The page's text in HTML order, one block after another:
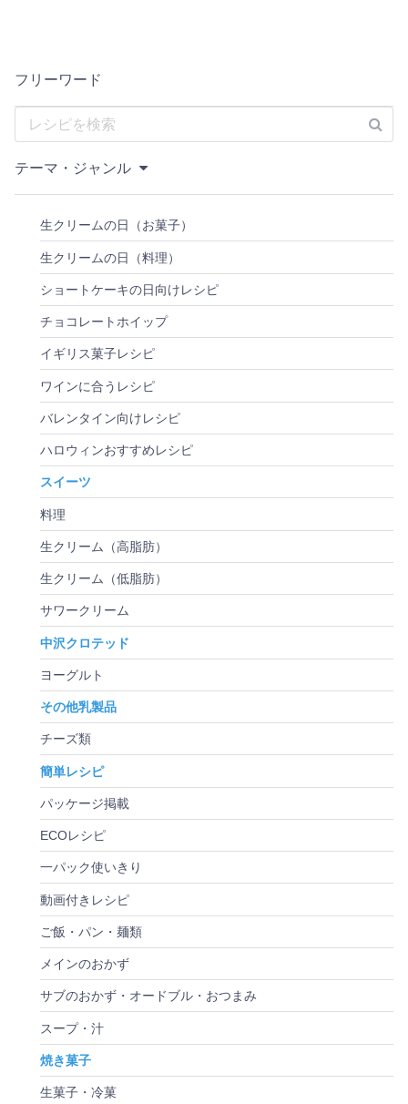
フリーワード
テーマ・ジャンル
生クリームの日（お菓子）
生クリームの日（料理）
ショートケーキの日向けレシピ
チョコレートホイップ
イギリス菓子レシピ
ワインに合うレシピ
バレンタイン向けレシピ
ハロウィンおすすめレシピ
スイーツ
料理
生クリーム（高脂肪）
生クリーム（低脂肪）
サワークリーム
中沢クロテッド
ヨーグルト
その他乳製品
チーズ類
簡単レシピ
パッケージ掲載
ECOレシピ
一パック使いきり
動画付きレシピ
ご飯・パン・麺類
メインのおかず
サブのおかず・オードブル・おつまみ
スープ・汁
焼き菓子
生菓子・冷菓